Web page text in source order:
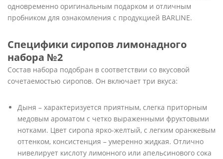
одновременно оригинальным подарком и отличным
пробником для ознакомления с продукцией BARLINE.
Специфики сиропов лимонадного
набора №2
Состав набора подобран в соответствии со вкусовой
сочетаемостью сиропов. Он включает три вкуса:
Дыня – характеризуется приятным, слегка приторным
медовым ароматом с четко выраженными фруктовыми
нотками. Цвет сиропа ярко-желтый, с легким оранжевым
оттенком, консистенция – умеренно жидкая. Отлично
нивелирует кислоту лимонного или апельсинового сока